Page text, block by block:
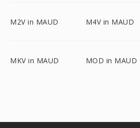
M2V in MAUD M4V in MAUD
MKV in MAUD MOD in MAUD